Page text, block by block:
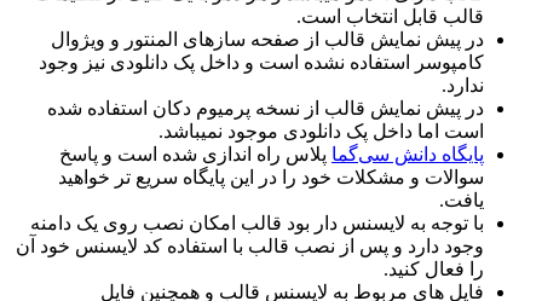
قالب قابل انتخاب است.
در پیش نمایش قالب از صفحه سازهای المنتور و ویژوال
کامپوسر استفاده نشده است و داخل پک دانلودی نیز وجود
ندارد.
در پیش نمایش قالب از نسخه پرمیوم دکان استفاده شده
است اما داخل پک دانلودی موجود نمیباشد.
پایگاه دانش سیگما پلاس راه اندازی شده است و پاسخ
سوالات و مشکلات خود را در این پایگاه سریع تر خواهید
یافت.
با توجه به لایسنس دار بود قالب امکان نصب روی یک دامنه
وجود دارد و پس از نصب قالب با استفاده کد لایسنس خود آن
را فعال کنید.
فایل های مربوط به لایسنس قالب و همچنین فایل